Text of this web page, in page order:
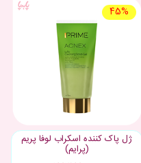
45%
ژل پاک کننده اسکراب لوفا پریم
(پرایم)